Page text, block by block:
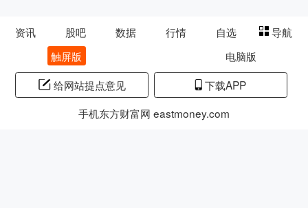
资讯 股吧 数据 行情 自选
导航
触屏版
电脑版
给网站提点意见
下载APP
手机东方财富网 eastmoney.com